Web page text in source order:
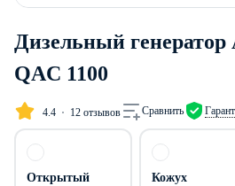
Дизельный генератор
QAC 1100
4.4 12 отзывов Сравнить
Открытый Кожух